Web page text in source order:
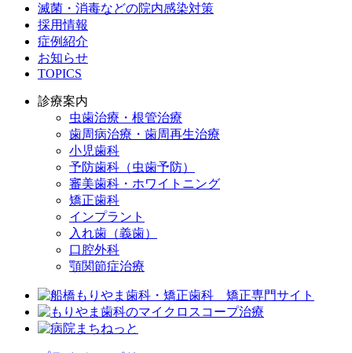
滅菌・消毒などの院内感染対策
採用情報
症例紹介
お知らせ
TOPICS
診療案内
虫歯治療・根管治療
歯周病治療・歯周再生治療
小児歯科
予防歯科（虫歯予防）
審美歯科・ホワイトニング
矯正歯科
インプラント
入れ歯（義歯）
口腔外科
顎関節症治療